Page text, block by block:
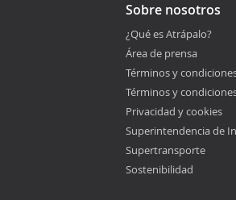
Sobre nosotros
¿Qué es Atrápalo?
Área de prensa
Términos y
Términos y
Privacidad y cookies
Superintendencia de
Supertransporte
Sostenibilidad